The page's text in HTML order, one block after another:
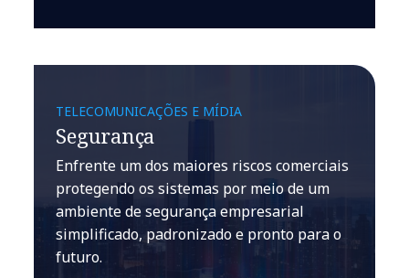
TELECOMUNICAÇÕES E MÍDIA
Segurança
Enfrente um dos maiores riscos comerciais
protegendo os sistemas por meio de um
ambiente de segurança empresarial
simplificado, padronizado e pronto para o
futuro.